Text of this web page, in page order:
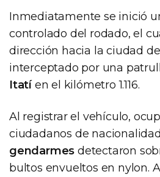
Inmediatamente se inició
controlado del rodado, el
dirección hacia la ciudad
interceptado por una
Itatíen el kilómetro 1.116.
Al registrar el vehículo,
ciudadanos de
gendarmes detectaron
bultos envueltos en nylon.